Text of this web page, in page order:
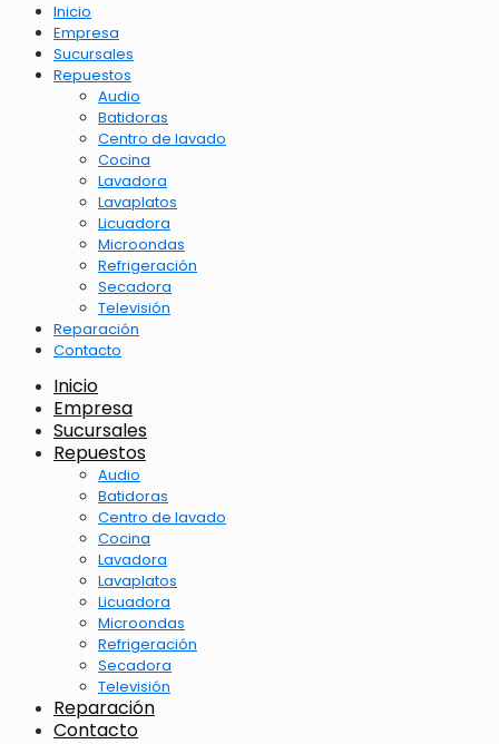
Inicio
Empresa
Sucursales
Repuestos
Audio
Batidoras
Centro de lavado
Cocina
Lavadora
Lavaplatos
Licuadora
Microondas
Refrigeración
Secadora
Televisión
Reparación
Contacto
Inicio
Empresa
Sucursales
Repuestos
Audio
Batidoras
Centro de lavado
Cocina
Lavadora
Lavaplatos
Licuadora
Microondas
Refrigeración
Secadora
Televisión
Reparación
Contacto